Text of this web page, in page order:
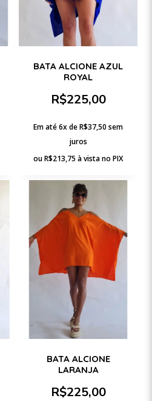
BATA ALCIONE AZUL
ROYAL
R$225,00
Em até 6x deR$37,50 sem
juros
ouR$213,75 à vista no PIX
BATA ALCIONE
LARANJA
R$225,00